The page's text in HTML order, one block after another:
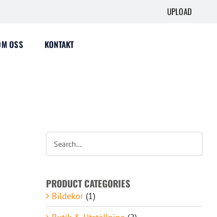
UPLOAD
OSS KONTAKT
PRODUCT CATEGORIES
Bildekor (1)